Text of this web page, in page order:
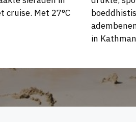
cruise. Met 27°C
in